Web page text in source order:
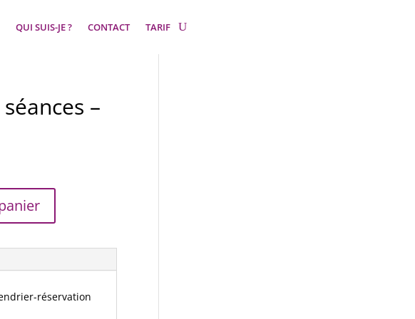
QUI SUIS-JE ? CONTACT TARIF
–
réservation